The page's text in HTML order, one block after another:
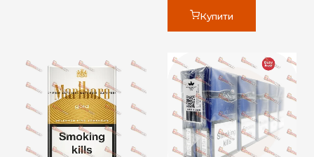
Купити